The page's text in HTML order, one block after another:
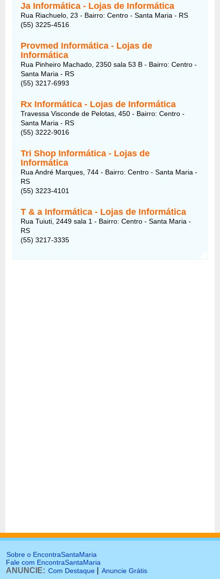
Ja Informática - Lojas de Informática
Rua Riachuelo, 23 - Bairro: Centro - Santa Maria - RS
(55) 3225-4516
Provmed Informática - Lojas de
Informática
Rua Pinheiro Machado, 2350 sala 53 B - Bairro: Centro -
Santa Maria - RS
(55) 3217-6993
Rx Informática - Lojas de Informática
Travessa Visconde de Pelotas, 450 - Bairro: Centro -
Santa Maria - RS
(55) 3222-9016
Tri Shop Informática - Lojas de
Informática
Rua André Marques, 744 - Bairro: Centro - Santa Maria -
RS
(55) 3223-4101
T & a Informática - Lojas de Informática
Rua Tuiuti, 2449 sala 1 - Bairro: Centro - Santa Maria -
RS
(55) 3217-3335
Sobre o EncontraSantaMaria
Fale com EncontraSantaMaria
ANUNCIE: Com Destaque Anuncie Grátis